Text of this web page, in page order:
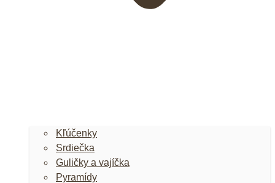
Kľúčenky
Srdiečka
Guličky a vajíčka
Pyramídy